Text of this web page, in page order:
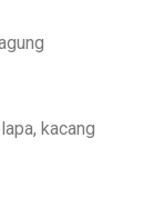
kacang